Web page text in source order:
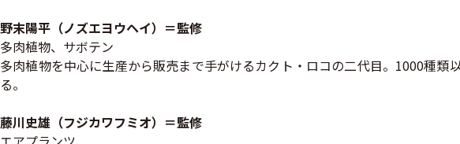
野末陽平（ノズエヨウヘイ）＝監修
多肉植物、サボテン
多肉植物を中心に生産から販売まで手がけるカクト・ロコの二代目。1000種
る。
藤川史雄（フジカワフミオ）＝監修